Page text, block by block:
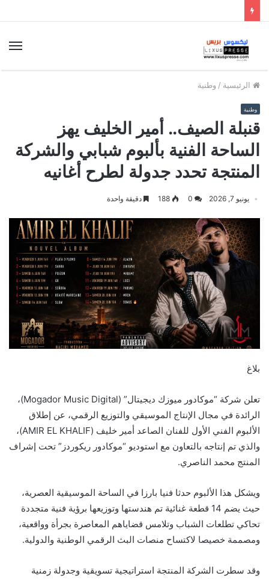
الرئيسية / وطنية
وطنية
قنبلة الصيف.. أمير الخليف يهز
الساحة الفنية بألبوم شبابي والشركة
المنتجة تحدد جدولة لطرح أغانيه
يونيو 7, 2026 188 دقيقة واحدة
بلاغ
تعلن شركة “موكادور ميوزك ديجيتال” (Mogador Music Digital)،
الرائدة في مجال الإنتاج الموسيقي والتوزيع الرقمي، عن إطلاق
الألبوم الفني الأول للفنان الصاعد أمير خليف (AMIR EL KHALIF)،
والذي تم إنتاجه بالتعاون مع استوديو “موكادور ريكوردز” تحت إشراف
المنتج محمد الناصري.
ويشكل هذا الألبوم حدثا فنيا بارزا في الساحة الموسيقية العصرية،
حيث يضم 14 قطعة غنائية تم هندستها وتوزيعها برؤية فنية متجددة
تحاكي تطلعات الشباب وتلامس قضاياهم المعاصرة بجرأة وواقعية،
ومصممة خصيصا لاكتساح منصات البث الرقمي الوطنية والدولية.
وقد سطرت الشركة المنتجة استراتيجية تسويقية وجدولة زمنية